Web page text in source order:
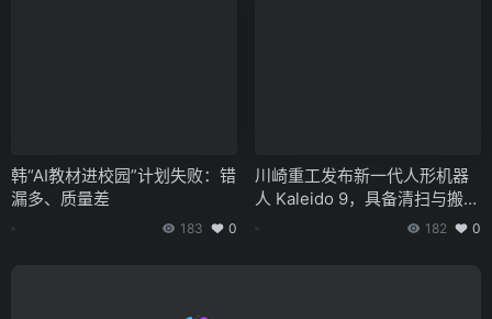
韩“AI教材进校园”计划失败：错
漏多、质量差
183 0
川崎重工发布新一代人形机器
人 Kaleido 9，具备清扫与搬运
182 0